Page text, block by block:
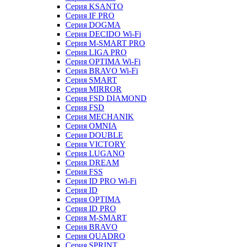
Серия KSANTO
Серия IF PRO
Серия DOGMA
Серия DECIDO Wi-Fi
Серия M-SMART PRO
Серия LIGA PRO
Серия OPTIMA Wi-Fi
Серия BRAVO Wi-Fi
Серия SMART
Серия MIRROR
Серия FSD DIAMOND
Серия FSD
Серия MECHANIK
Серия OMNIA
Серия DOUBLE
Серия VICTORY
Серия LUGANO
Серия DREAM
Серия FSS
Серия ID PRO Wi-Fi
Серия ID
Серия OPTIMA
Серия ID PRO
Серия M-SMART
Серия BRAVO
Серия QUADRO
Серия SPRINT